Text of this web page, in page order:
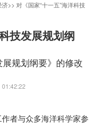
济>> 对《国家“十一五”海洋科技
技发展规划纲
展规划纲要》的修改
者与众多海洋科学家参